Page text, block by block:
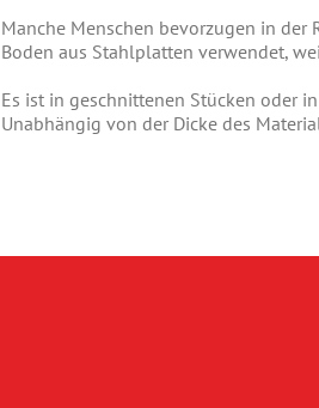
Manche Menschen bevorzugen in
Boden aus Stahlplatten verwendet,
Es ist in geschnittenen Stücken oder
Unabhängig von der Dicke des